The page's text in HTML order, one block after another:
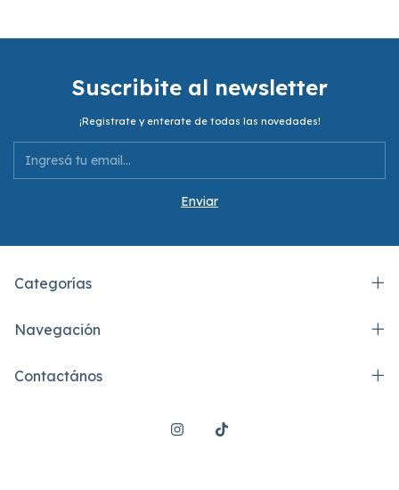
Suscribite al newsletter
¡Registrate y enterate de todas las novedades!
Categorías
Navegación
Contactános